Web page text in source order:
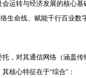
运转与经济发展的核心
生命线、赋能千行百业数
，对其通信网络（涵盖
核心特征在于“综合”：